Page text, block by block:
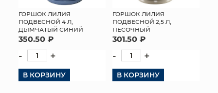
ГОРШОК ЛИЛИЯ
ПОДВЕСНОЙ 4 Л,
ДЫМЧАТЫЙ СИНИЙ
350.50 ₽
- +
В КОРЗИНУ
ГОРШОК ЛИЛИЯ
ПОДВЕСНОЙ 2,5 Л,
ПЕСОЧНЫЙ
301.50 ₽
- +
В КОРЗИНУ